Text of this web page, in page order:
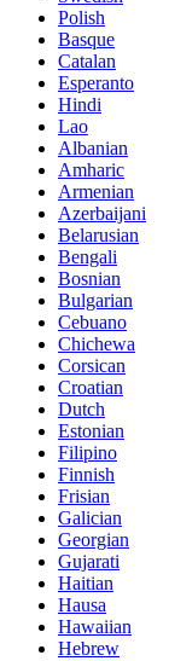
Polish
Basque
Catalan
Esperanto
Hindi
Lao
Albanian
Amharic
Armenian
Azerbaijani
Belarusian
Bengali
Bosnian
Bulgarian
Cebuano
Chichewa
Corsican
Croatian
Dutch
Estonian
Filipino
Finnish
Frisian
Galician
Georgian
Gujarati
Haitian
Hausa
Hawaiian
Hebrew